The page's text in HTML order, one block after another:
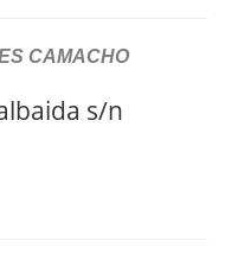
CAMACHO
s/n